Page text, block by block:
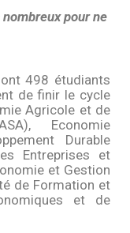
pour ne
498 étudiants
de finir le cycle
Agricole et de
Economie
Durable
Entreprises et
et Gestion
de Formation et
et de